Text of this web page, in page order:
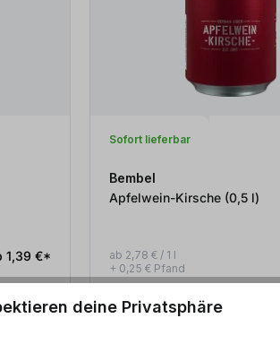
1,39 €*
Sofort lieferbar
Bembel
Apfelwein-Kirsche (0,5 l)
ab 2,78 € / 1 l
+ 0,25 € Pfand
Zum Produkt
deine Privatsphäre